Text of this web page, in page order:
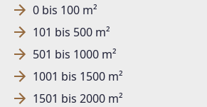
0 bis 100 m²
101 bis 500 m²
501 bis 1000 m²
1001 bis 1500 m²
1501 bis 2000 m²